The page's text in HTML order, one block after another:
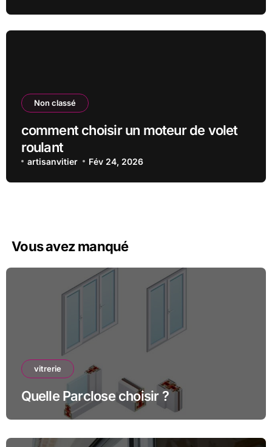
Non classé
comment choisir un moteur de volet
roulant
artisanvitier Fév 24, 2026
Vous avez manqué
vitrerie
Quelle Parclose choisir ?